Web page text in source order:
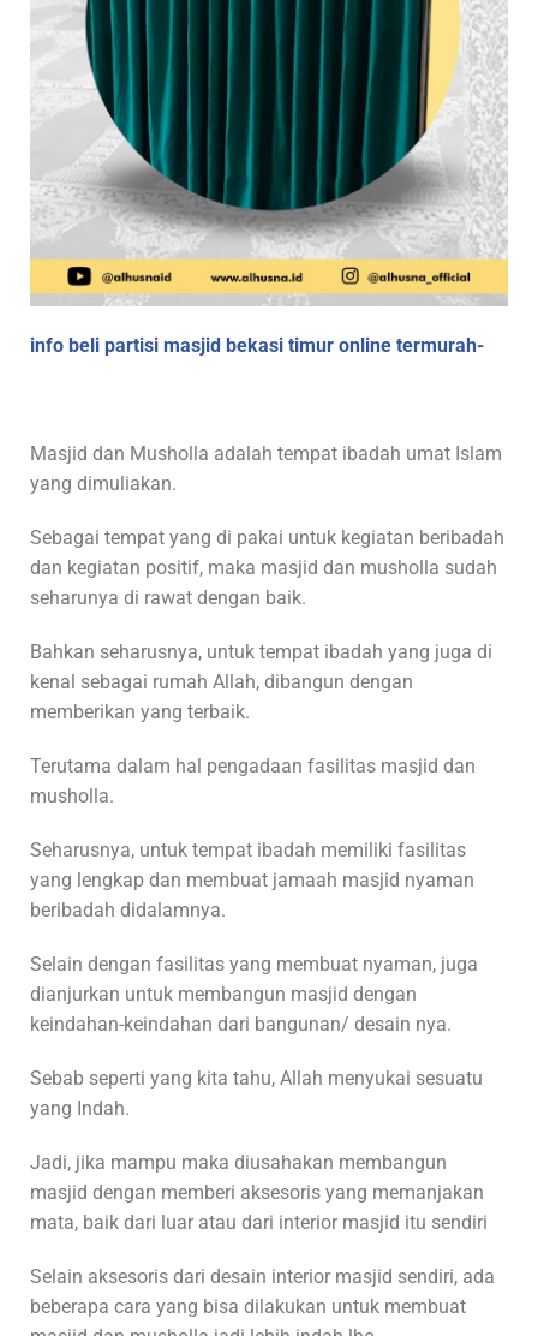
info beli partisi masjid bekasi timur online termurah-
Masjid dan Musholla adalah tempat ibadah umat Islam
yang dimuliakan.
Sebagai tempat yang di pakai untuk kegiatan beribadah
dan kegiatan positif, maka masjid dan musholla sudah
seharunya di rawat dengan baik.
Bahkan seharusnya, untuk tempat ibadah yang juga di
kenal sebagai rumah Allah, dibangun dengan
memberikan yang terbaik.
Terutama dalam hal pengadaan fasilitas masjid dan
musholla.
Seharusnya, untuk tempat ibadah memiliki fasilitas
yang lengkap dan membuat jamaah masjid nyaman
beribadah didalamnya.
Selain dengan fasilitas yang membuat nyaman, juga
dianjurkan untuk membangun masjid dengan
keindahan-keindahan dari bangunan/ desain nya.
Sebab seperti yang kita tahu, Allah menyukai sesuatu
yang Indah.
Jadi, jika mampu maka diusahakan membangun
masjid dengan memberi aksesoris yang memanjakan
mata, baik dari luar atau dari interior masjid itu sendiri
Selain aksesoris dari desain interior masjid sendiri, ada
beberapa cara yang bisa dilakukan untuk membuat